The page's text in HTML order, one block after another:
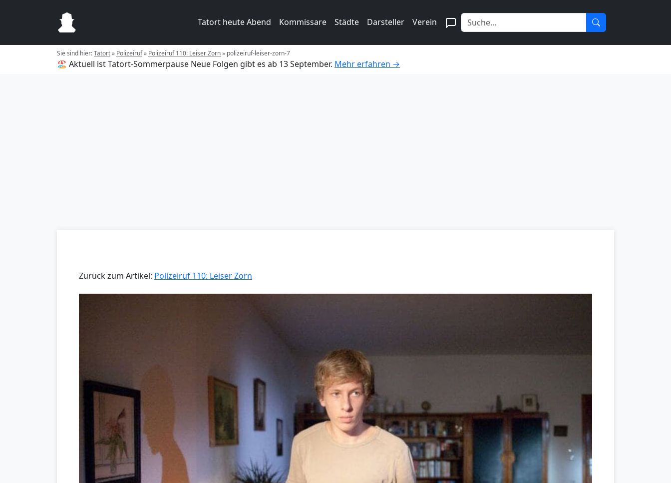
Tatort heute Abend Kommissare Städte Darsteller Verein
Sie sind hier:Tatort» Polizeiruf» Polizeiruf 110: Leiser Zorn» polizeiruf-leiser-zorn-7
🏖️ Aktuell ist Tatort-Sommerpause Neue Folgen gibt es ab 13 September. Mehr erfahren →
Zurück zum Artikel: Polizeiruf 110: Leiser Zorn